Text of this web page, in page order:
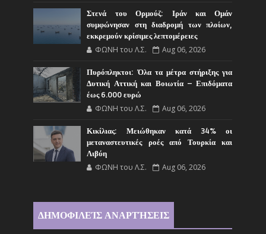
Στενά του Ορμούζ: Ιράν και Ομάν
συμφώνησαν στη διαδρομή των πλοίων,
εκκρεμούν κρίσιμες λεπτομέρειες
ΦΩΝΗ του Λ.Σ. Aug 06, 2026
Πυρόπληκτοι: Όλα τα μέτρα στήριξης για
Δυτική Αττική και Βοιωτία – Επιδόματα
έως 6.000 ευρώ
ΦΩΝΗ του Λ.Σ. Aug 06, 2026
Κικίλιας: Μειώθηκαν κατά 34% οι
μεταναστευτικές ροές από Τουρκία και
Λιβύη
ΦΩΝΗ του Λ.Σ. Aug 06, 2026
ΔΗΜΟΦΙΛΕΊΣ ΑΝΑΡΤΉΣΕΙΣ